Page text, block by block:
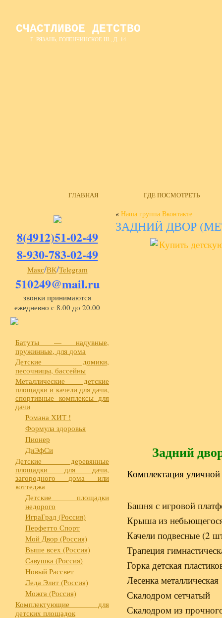
СЧАСТЛИВОЕ ДЕТСТВО
Г. РЯЗАНЬ, ГОЛЕНЧИНСКОЕ Ш., Д. 14
ГЛАВНАЯ ГДЕ ПОСМОТРЕТЬ
8(4912)51-02-49
8-930-783-02-49
Макс/ВК/Telegram
510249@mail.ru
звонки принимаются
ежедневно с 8.00 до 20.00
Батуты — надувные,
пружинные, для дома
Детские домики,
песочницы, бассейны
Металлические детские
площадки и качели для дачи,
спортивные комплексы для
дачи
Романа ХИТ !
Формула здоровья
Пионер
ДиЭфСи
Детские деревянные
площадки для дачи,
загородного дома или
коттеджа
Детские площадки
недорого
ИграГрад (Россия)
Перфетто Спорт
Мой Двор (Россия)
Выше всех (Россия)
Савушка (Россия)
Новый Рассвет
Леда Элит (Россия)
Можга (Россия)
Комплектующие для
детских площадок
« Наша группа Вконтакте
ЗАДНИЙ ДВОР
Задний
Комплектация
Башня с игровой
Крыша из
Качели подвесные (2
Трапеция
Горка детская
Лесенка металлическая
Скалодром сетчатый
Скалодром из